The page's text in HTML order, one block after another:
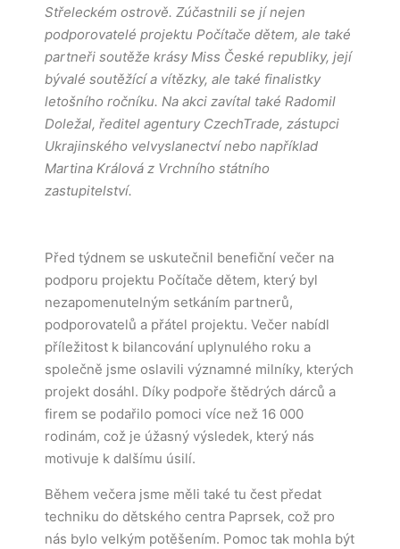
Střeleckém ostrově. Zúčastnili se jí nejen
podporovatelé projektu Počítače dětem, ale také
partneři soutěže krásy Miss České republiky, její
bývalé soutěžící a vítězky, ale také finalistky
letošního ročníku. Na akci zavítal také Radomil
Doležal, ředitel agentury CzechTrade, zástupci
Ukrajinského velvyslanectví nebo například
Martina Králová z Vrchního státního
zastupitelství.
Před týdnem se uskutečnil benefiční večer na
podporu projektu Počítače dětem, který byl
nezapomenutelným setkáním partnerů,
podporovatelů a přátel projektu. Večer nabídl
příležitost k bilancování uplynulého roku a
společně jsme oslavili významné milníky, kterých
projekt dosáhl. Díky podpoře štědrých dárců a
firem se podařilo pomoci více než 16 000
rodinám, což je úžasný výsledek, který nás
motivuje k dalšímu úsilí.
Během večera jsme měli také tu čest předat
techniku do dětského centra Paprsek, což pro
nás bylo velkým potěšením. Pomoc tak mohla být